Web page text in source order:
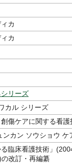
カ
カ
リーズ
カル シリーズ
傷ケアに関する看護
ンカン ソウショウ
る臨床看護技術」
改訂・再編纂